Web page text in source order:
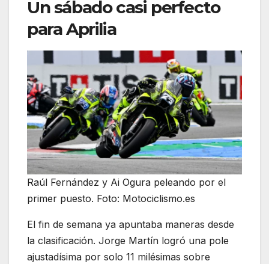
Un sábado casi perfecto
para Aprilia
Raúl Fernández y Ai Ogura peleando por el
primer puesto. Foto: Motociclismo.es
El fin de semana ya apuntaba maneras desde
la clasificación. Jorge Martín logró una pole
ajustadísima por solo 11 milésimas sobre